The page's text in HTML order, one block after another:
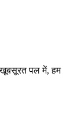
पल में, हम